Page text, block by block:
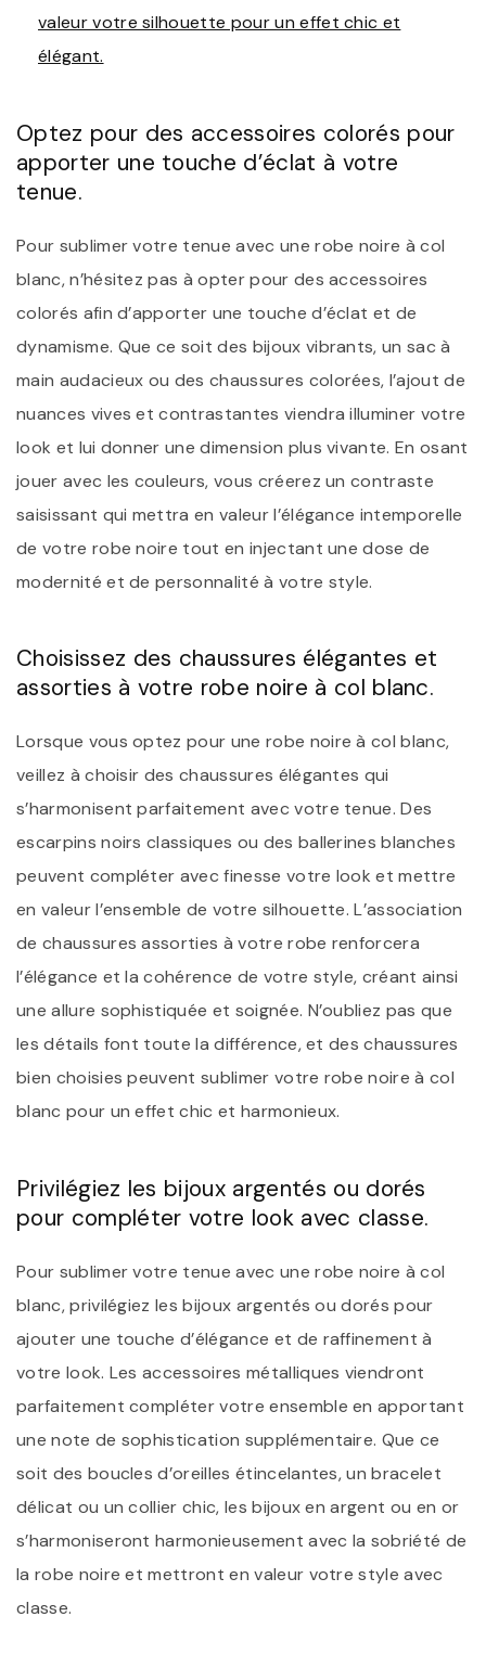
valeur votre silhouette pour un effet chic et
élégant.
Optez pour des accessoires colorés pour
apporter une touche d’éclat à votre
tenue.
Pour sublimer votre tenue avec une robe noire à col
blanc, n’hésitez pas à opter pour des accessoires
colorés afin d’apporter une touche d’éclat et de
dynamisme. Que ce soit des bijoux vibrants, un sac à
main audacieux ou des chaussures colorées, l’ajout de
nuances vives et contrastantes viendra illuminer votre
look et lui donner une dimension plus vivante. En osant
jouer avec les couleurs, vous créerez un contraste
saisissant qui mettra en valeur l’élégance intemporelle
de votre robe noire tout en injectant une dose de
modernité et de personnalité à votre style.
Choisissez des chaussures élégantes et
assorties à votre robe noire à col blanc.
Lorsque vous optez pour une robe noire à col blanc,
veillez à choisir des chaussures élégantes qui
s’harmonisent parfaitement avec votre tenue. Des
escarpins noirs classiques ou des ballerines blanches
peuvent compléter avec finesse votre look et mettre
en valeur l’ensemble de votre silhouette. L’association
de chaussures assorties à votre robe renforcera
l’élégance et la cohérence de votre style, créant ainsi
une allure sophistiquée et soignée. N’oubliez pas que
les détails font toute la différence, et des chaussures
bien choisies peuvent sublimer votre robe noire à col
blanc pour un effet chic et harmonieux.
Privilégiez les bijoux argentés ou dorés
pour compléter votre look avec classe.
Pour sublimer votre tenue avec une robe noire à col
blanc, privilégiez les bijoux argentés ou dorés pour
ajouter une touche d’élégance et de raffinement à
votre look. Les accessoires métalliques viendront
parfaitement compléter votre ensemble en apportant
une note de sophistication supplémentaire. Que ce
soit des boucles d’oreilles étincelantes, un bracelet
délicat ou un collier chic, les bijoux en argent ou en or
s’harmoniseront harmonieusement avec la sobriété de
la robe noire et mettront en valeur votre style avec
classe.